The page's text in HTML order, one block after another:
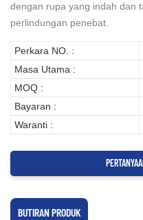
dengan rupa yang indah dan
perlindungan penebat.
Perkara NO. :
Masa Utama :
MOQ :
Bayaran :
Waranti :
BUTIRAN PRODUK